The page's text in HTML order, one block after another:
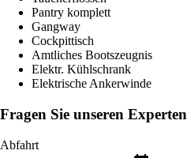
Pantry komplett
Gangway
Cockpittisch
Amtliches Bootszeugnis
Elektr. Kühlschrank
Elektrische Ankerwinde
Fragen Sie unseren Experten
Abfahrt